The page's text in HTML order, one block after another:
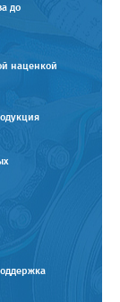
до
наценкой